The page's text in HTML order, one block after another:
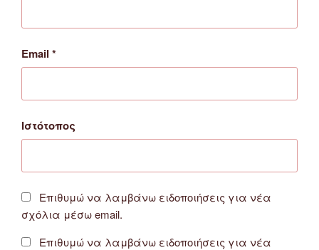
Email *
Ιστότοπος
Επιθυμώ να λαμβάνω ειδοποιήσεις για νέα
σχόλια μέσω email.
Επιθυμώ να λαμβάνω ειδοποιήσεις για νέα